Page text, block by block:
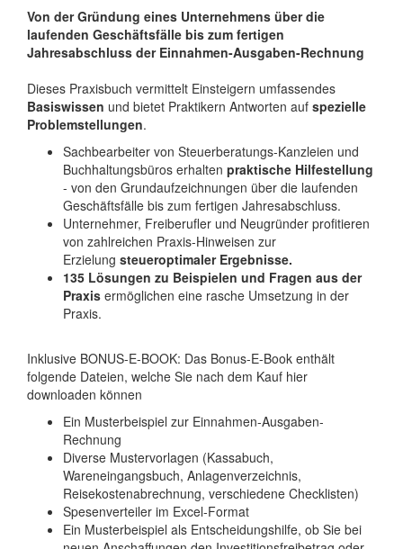
Von der Gründung eines Unternehmens über die
laufenden Geschäftsfälle bis zum fertigen
Jahresabschluss der Einnahmen-Ausgaben-Rechnung
Dieses Praxisbuch vermittelt Einsteigern umfassendes
Basiswissen und bietet Praktikern Antworten auf spezielle
Problemstellungen.
Sachbearbeiter von Steuerberatungs-Kanzleien und
Buchhaltungsbüros erhalten praktische Hilfestellung
- von den Grundaufzeichnungen über die laufenden
Geschäftsfälle bis zum fertigen Jahresabschluss.
Unternehmer, Freiberufler und Neugründer profitieren
von zahlreichen Praxis-Hinweisen zur
Erzielung steueroptimaler Ergebnisse.
135 Lösungen zu Beispielen und Fragen aus der
Praxis ermöglichen eine rasche Umsetzung in der
Praxis.
Inklusive BONUS-E-BOOK: Das Bonus-E-Book enthält
folgende Dateien, welche Sie nach dem Kauf hier
downloaden können
Ein Musterbeispiel zur Einnahmen-Ausgaben-
Rechnung
Diverse Mustervorlagen (Kassabuch,
Wareneingangsbuch, Anlagenverzeichnis,
Reisekostenabrechnung, verschiedene Checklisten)
Spesenverteiler im Excel-Format
Ein Musterbeispiel als Entscheidungshilfe, ob Sie bei